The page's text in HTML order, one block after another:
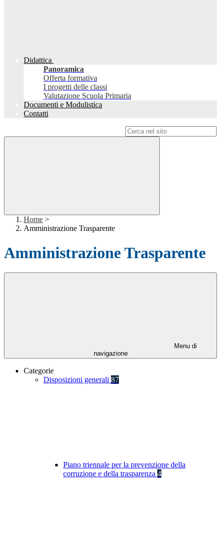
Didattica
Panoramica
Offerta formativa
I progetti delle classi
Valutazione Scuola Primaria
Documenti e Modulistica
Contatti
Home >
Amministrazione Trasparente
Amministrazione Trasparente
Menu di
navigazione
Categorie
Disposizioni generali 87
Piano triennale per la prevenzione della
corruzione e della trasparenza 4